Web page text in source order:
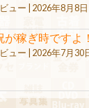
ュー | 2026年8月8
が稼ぎ時ですよ
ュー | 2026年7月30